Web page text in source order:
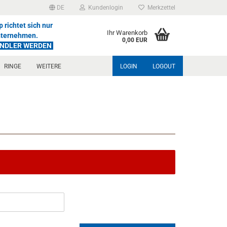
DE Kundenlogin Merkzettel
richtet sich nur
WERDEN
Ihr Warenkorb
0,00 EUR
RINGE LOGIN LOGOUT
WEITERE